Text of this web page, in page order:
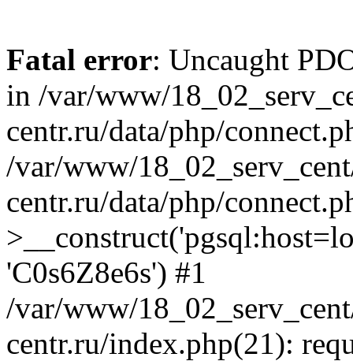
Fatal error: Uncaught
in /var/www/
centr.ru/data/php/
/var/www/
centr.ru/data/php/
'C0s6Z8e6s') #1
/var/www/
centr.ru/index.php(21):